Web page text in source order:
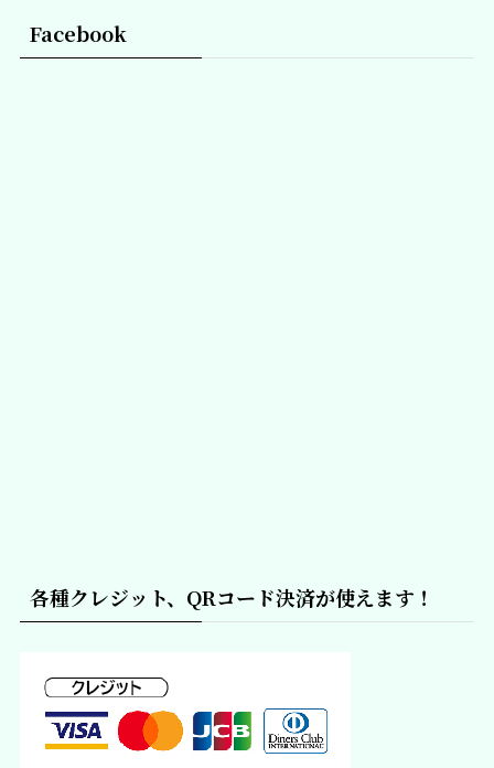
Facebook
各種クレジット、QRコード決済が使えます！